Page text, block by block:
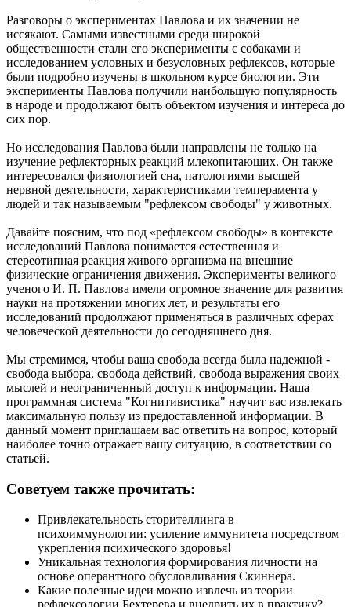
Разговоры о экспериментах Павлова и их значении не
иссякают. Самыми известными среди широкой
общественности стали его эксперименты с собаками и
исследованием условных и безусловных рефлексов, которые
были подробно изучены в школьном курсе биологии. Эти
эксперименты Павлова получили наибольшую популярность
в народе и продолжают быть объектом изучения и интереса до
сих пор.
Но исследования Павлова были направлены не только на
изучение рефлекторных реакций млекопитающих. Он также
интересовался физиологией сна, патологиями высшей
нервной деятельности, характеристиками темперамента у
людей и так называемым "рефлексом свободы" у животных.
Давайте поясним, что под «рефлексом свободы» в контексте
исследований Павлова понимается естественная и
стереотипная реакция живого организма на внешние
физические ограничения движения. Эксперименты великого
ученого И. П. Павлова имели огромное значение для развития
науки на протяжении многих лет, и результаты его
исследований продолжают применяться в различных сферах
человеческой деятельности до сегодняшнего дня.
Мы стремимся, чтобы ваша свобода всегда была надежной -
свобода выбора, свобода действий, свобода выражения своих
мыслей и неограниченный доступ к информации. Наша
программная система "Когнитивистика" научит вас извлекать
максимальную пользу из предоставленной информации. В
данный момент приглашаем вас ответить на вопрос, который
наиболее точно отражает вашу ситуацию, в соответствии со
статьей.
Советуем также прочитать:
Привлекательность сторителлинга в
психоиммунологии: усиление иммунитета посредством
укрепления психического здоровья!
Уникальная технология формирования личности на
основе оперантного обусловливания Скиннера.
Какие полезные идеи можно извлечь из теории
рефлексологии Бехтерева и внедрить их в практику?